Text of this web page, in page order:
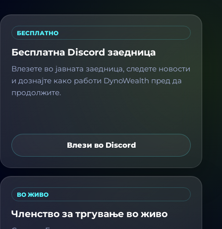
БЕСПЛАТНО
Бесплатна Discord заедница
Влезете во јавната заедница, следете новости
и дознајте како работи DynoWealth пред да
продолжите.
Влези во Discord
ВО ЖИВО
Членство за тргување во живо